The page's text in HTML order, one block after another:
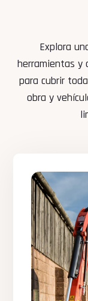
Explora
herramientas y
para cubrir
obra y